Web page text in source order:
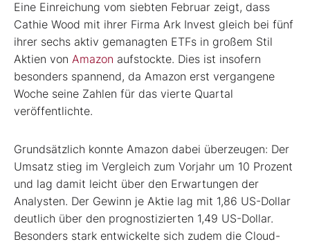
Eine Einreichung vom siebten Februar zeigt, dass
Cathie Wood mit ihrer Firma Ark Invest gleich bei fünf
ihrer sechs aktiv gemanagten ETFs in großem Stil
Aktien von Amazon aufstockte. Dies ist insofern
besonders spannend, da Amazon erst vergangene
Woche seine Zahlen für das vierte Quartal
veröffentlichte.
Grundsätzlich konnte Amazon dabei überzeugen: Der
Umsatz stieg im Vergleich zum Vorjahr um 10 Prozent
und lag damit leicht über den Erwartungen der
Analysten. Der Gewinn je Aktie lag mit 1,86 US-Dollar
deutlich über den prognostizierten 1,49 US-Dollar.
Besonders stark entwickelte sich zudem die Cloud-